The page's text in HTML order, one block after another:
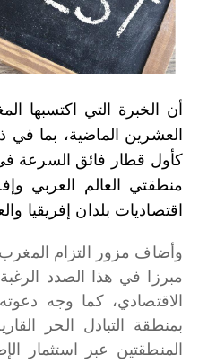
أن الخبرة التي اكتسبها
العشرين الماضية، بما في
كأول قطار فائق السرعة في
منطقتي العالم العربي
اقتصاديات بلدان إفريقيا
وأضاف مزور التزام المغرب
مبرزا في هذا الصدد
الاقتصادي، كما وجه
بمنطقة التبادل الحر
المنطقتين عبر استثمار